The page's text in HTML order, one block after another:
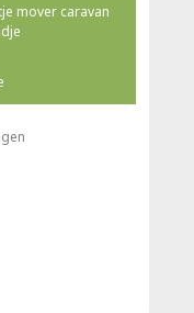
mover caravan